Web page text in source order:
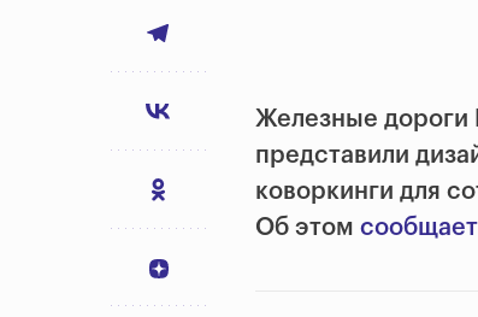
Железные дороги
представили
коворкинги для
Об этом сообщает